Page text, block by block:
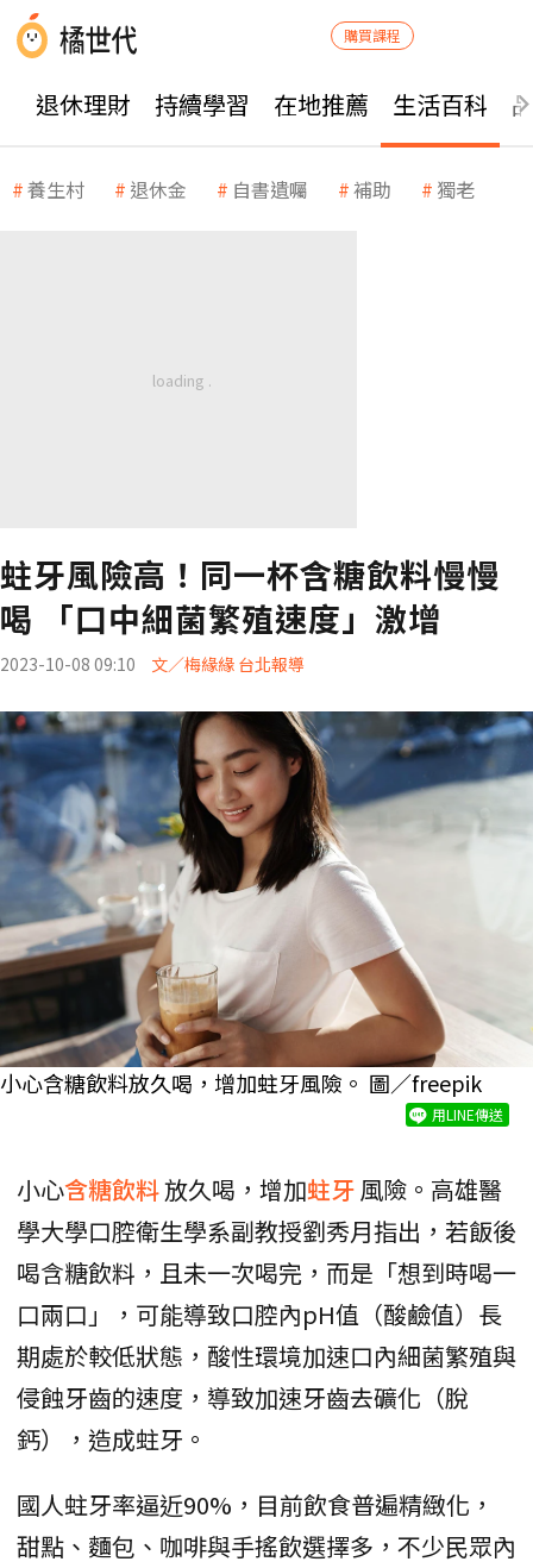
購買課程
退休理財 持續學習 在地推薦 生活百科
養生村 退休金 自書遺囑 補助 獨老
蛀牙風險高！同一杯含糖飲料慢慢
喝 「口中細菌繁殖速度」激增
2023-10-08 09:10 文／梅緣緣 台北報導
小心含糖飲料放久喝，增加蛀牙風險。 圖／freepik
用LINE傳送
小心含糖飲料放久喝，增加蛀牙風險。高雄醫
學大學口腔衛生學系副教授劉秀月指出，若飯後
喝含糖飲料，且未一次喝完，而是「想到時喝一
口兩口」，可能導致口腔內pH值（酸鹼值）長
期處於較低狀態，酸性環境加速口內細菌繁殖與
侵蝕牙齒的速度，導致加速牙齒去礦化（脫
鈣），造成蛀牙。
國人蛀牙率逼近90%，目前飲食普遍精緻化，
甜點、麵包、咖啡與手搖飲選擇多，不少民眾內